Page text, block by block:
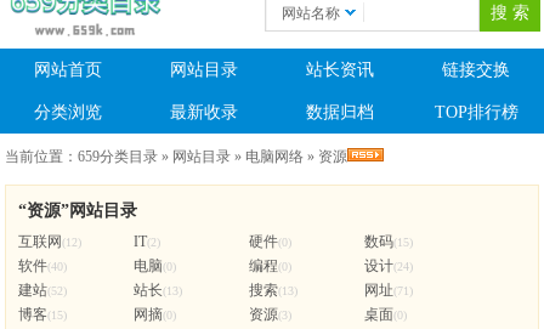
网站名称
网站首页 网站目录 站长资讯 链接交换
分类浏览 最新收录 数据归档 TOP排行榜
当前位置：659分类目录 » 网站目录 » 电脑网络 » 资源
“资源”网站目录
互联网(12) IT(2) 硬件(0) 数码(15)
软件(40) 电脑(0) 编程(0) 设计(24)
建站(52) 站长(13) 搜索(13) 网址(71)
博客(15) 网摘(0) 资源(3) 桌面(0)